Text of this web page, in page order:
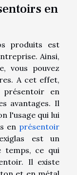
en
produits est
Ainsi,
vous pouvez
A cet effet,
en
avantages. Il
l'usage qui lui
en présentoir
est un
temps, ce qui
Il existe